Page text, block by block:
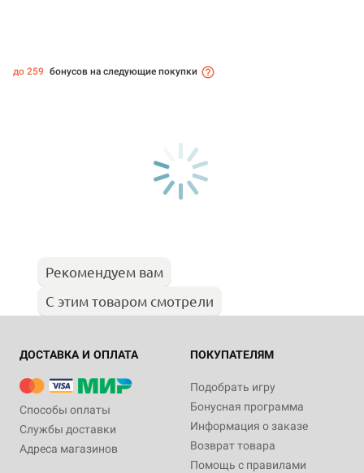
до 259 бонусов на следующие покупки
Рекомендуем вам
С этим товаром смотрели
ДОСТАВКА И ОПЛАТА
Способы оплаты
Службы доставки
Адреса магазинов
ПОКУПАТЕЛЯМ
Подобрать игру
Бонусная программа
Информация о заказе
Возврат товара
Помощь с правилами